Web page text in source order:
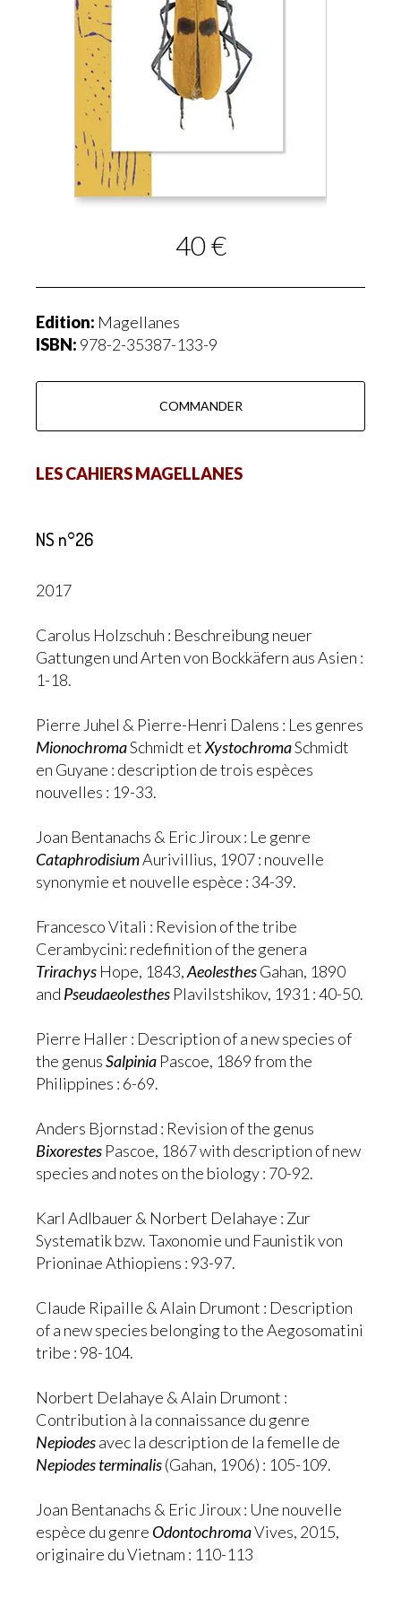
40 €
Edition: Magellanes
ISBN: 978-2-35387-133-9
COMMANDER
LES CAHIERS MAGELLANES
NS n°26
2017
Carolus Holzschuh : Beschreibung neuer
Gattungen und Arten von Bockkäfern aus Asien :
1-18.
Pierre Juhel & Pierre-Henri Dalens : Les genres
MionochromaSchmidt etXystochromaSchmidt
en Guyane : description de trois espèces
nouvelles : 19-33.
Joan Bentanachs & Eric Jiroux : Le genre
CataphrodisiumAurivillius, 1907 : nouvelle
synonymie et nouvelle espèce : 34-39.
Francesco Vitali : Revision of the tribe
Cerambycini: redefinition of the genera
Trirachys Hope, 1843,AeolesthesGahan, 1890
and Pseudaeolesthes Plavilstshikov, 1931 : 40-50.
Pierre Haller : Description of a new species of
the genusSalpinia Pascoe, 1869 from the
Philippines : 6-69.
Anders Bjornstad : Revision of the genus
Bixorestes Pascoe, 1867 with description of new
species and notes on the biology : 70-92.
Karl Adlbauer & Norbert Delahaye : Zur
Systematik bzw. Taxonomie und Faunistik von
Prioninae Athiopiens : 93-97.
Claude Ripaille & Alain Drumont : Description
of a new species belonging to the Aegosomatini
tribe : 98-104.
Norbert Delahaye & Alain Drumont :
Contribution à la connaissance du genre
Nepiodesavec la description de la femelle de
Nepiodes terminalis(Gahan, 1906) : 105-109.
Joan Bentanachs & Eric Jiroux : Une nouvelle
espèce du genre OdontochromaVives, 2015,
originaire du Vietnam : 110-113